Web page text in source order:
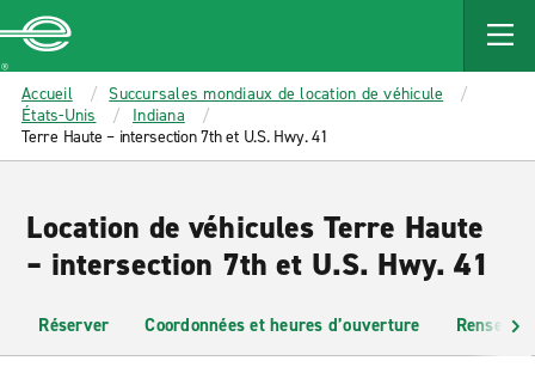
MAIN
CONTENT
Enterprise
Accueil
Succursales mondiaux de location de véhicule
États-Unis
Indiana
Terre Haute – intersection 7th et U.S. Hwy. 41
Location de véhicules Terre Haute
– intersection 7th et U.S. Hwy. 41
Réserver Coordonnées et heures d’ouverture